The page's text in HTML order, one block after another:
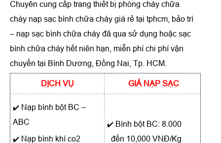
Chuyên cung cấp trang thiết bị phòng cháy chữa
cháy nạp sạc bình chữa cháy giá rẻ tại tphcm, bảo trì
– nạp sạc bình chữa cháy đã qua sử dụng hoặc sạc
bình chữa cháy hết niên hạn, miễn phí chi phí vận
chuyển tại Bình Dương, Đồng Nai, Tp. HCM.
DỊCH VỤ GIÁ NẠP SẠC
✔️ Nạp bình bột BC –
ABC
✔️ Nạp bình khí co2
✔️ Bình bột BC: 8.000
đến 10,000 VNĐ/Kg